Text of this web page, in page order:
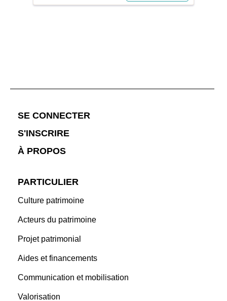
public local. Ce dos...
SE CONNECTER
S'INSCRIRE
À PROPOS
PARTICULIER
Culture patrimoine
Acteurs du patrimoine
Projet patrimonial
Aides et financements
Communication et mobilisation
Valorisation